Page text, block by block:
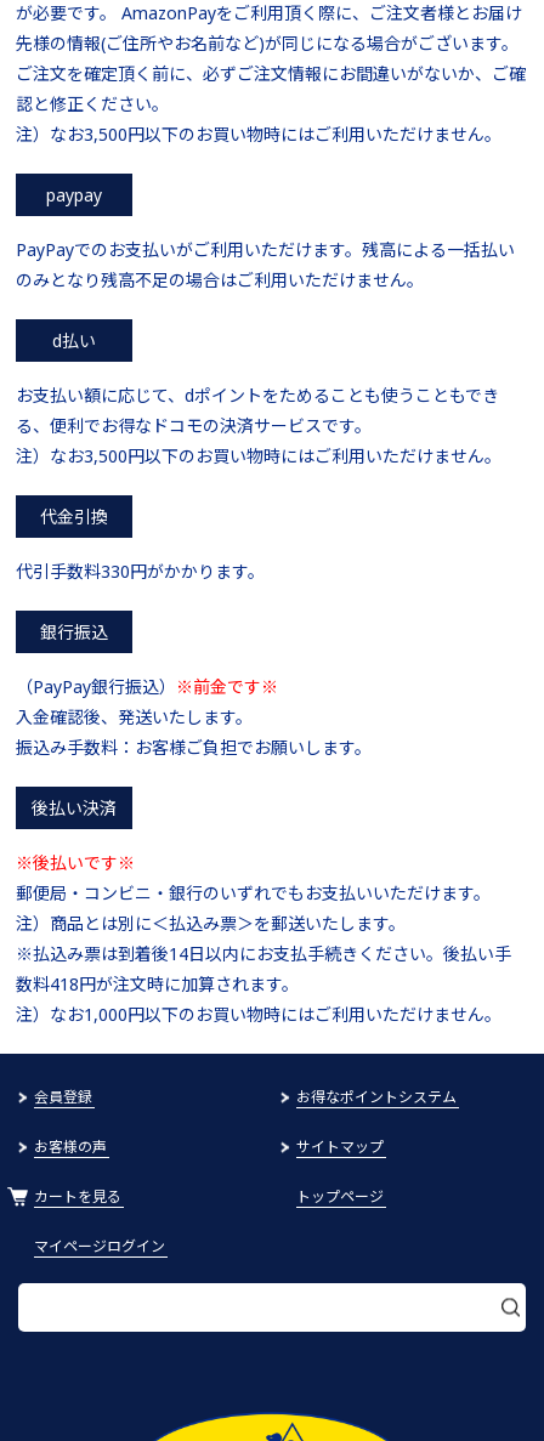
が必要です。 AmazonPayをご利用頂く際に、ご注文者様とお届け
先様の情報(ご住所やお名前など)が同じになる場合がございます。
ご注文を確定頂く前に、必ずご注文情報にお間違いがないか、ご確
認と修正ください。
注）なお3,500円以下のお買い物時にはご利用いただけません。
paypay
PayPayでのお支払いがご利用いただけます。残高による一括払い
のみとなり残高不足の場合はご利用いただけません。
d払い
お支払い額に応じて、dポイントをためることも使うこともでき
る、便利でお得なドコモの決済サービスです。
注）なお3,500円以下のお買い物時にはご利用いただけません。
代金引換
代引手数料330円がかかります。
銀行振込
（PayPay銀行振込） ※前金です※
入金確認後、発送いたします。
振込み手数料：お客様ご負担でお願いします。
後払い決済
※後払いです※
郵便局・コンビニ・銀行のいずれでもお支払いいただけます。
注）商品とは別に＜払込み票＞を郵送いたします。
※払込み票は到着後14日以内にお支払手続きください。後払い手
数料418円が注文時に加算されます。
注）なお1,000円以下のお買い物時にはご利用いただけません。
会員登録 お得なポイントシステム
お客様の声 サイトマップ
カートを見る トップページ
マイページログイン